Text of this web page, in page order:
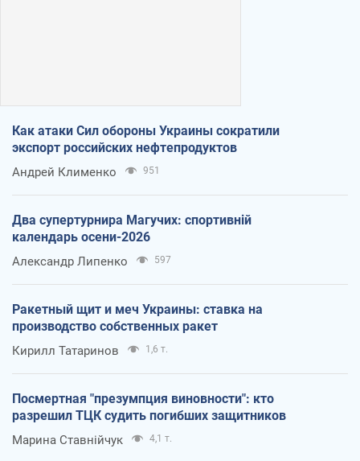
Как атаки Сил обороны Украины сократили
экспорт российских нефтепродуктов
Андрей Клименко 951
Два супертурнира Магучих: спортивній
календарь осени-2026
Александр Липенко 597
Ракетный щит и меч Украины: ставка на
производство собственных ракет
Кирилл Татаринов 1,6 т.
Посмертная "презумпция виновности": кто
разрешил ТЦК судить погибших защитников
Марина Ставнійчук 4,1 т.